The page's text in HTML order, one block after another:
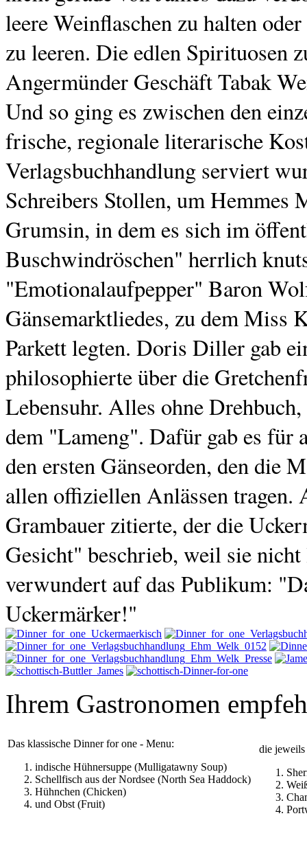
leere Weinflaschen zu halten
zu leeren. Die edlen Spirituosen
Angermünder Geschäft Tabak
Und so ging es zwischen den
frische, regionale literarische
Verlagsbuchhandlung serviert
Schreibers Stollen, um
Grumsin, in dem es sich im
Buschwindröschen" herrlich
"Emotionalaufpepper" Baron
Gänsemarktliedes, zu dem Miss
Parkett legten. Doris Diller gab
philosophierte über die
Lebensuhr. Alles ohne
dem "Lameng". Dafür gab es für
den ersten Gänseorden, den die
allen offiziellen Anlässen
Grambauer zitierte, der die
Gesicht" beschrieb, weil sie
verwundert auf das Publikum:
Uckermärker!"
Ihrem Gastronomen
Das klassische Dinner for one - Menu:
indische Hühnersuppe (Mulligatawny Soup)
Schellfisch aus der Nordsee (North Sea Haddock)
Hühnchen (Chicken)
und Obst (Fruit)
die jeweils